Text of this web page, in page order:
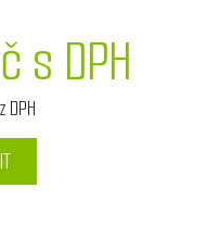
s DPH
DPH